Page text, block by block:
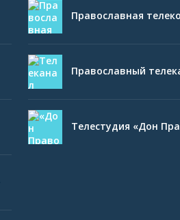
Православная
Православный
Телестудия «Дон